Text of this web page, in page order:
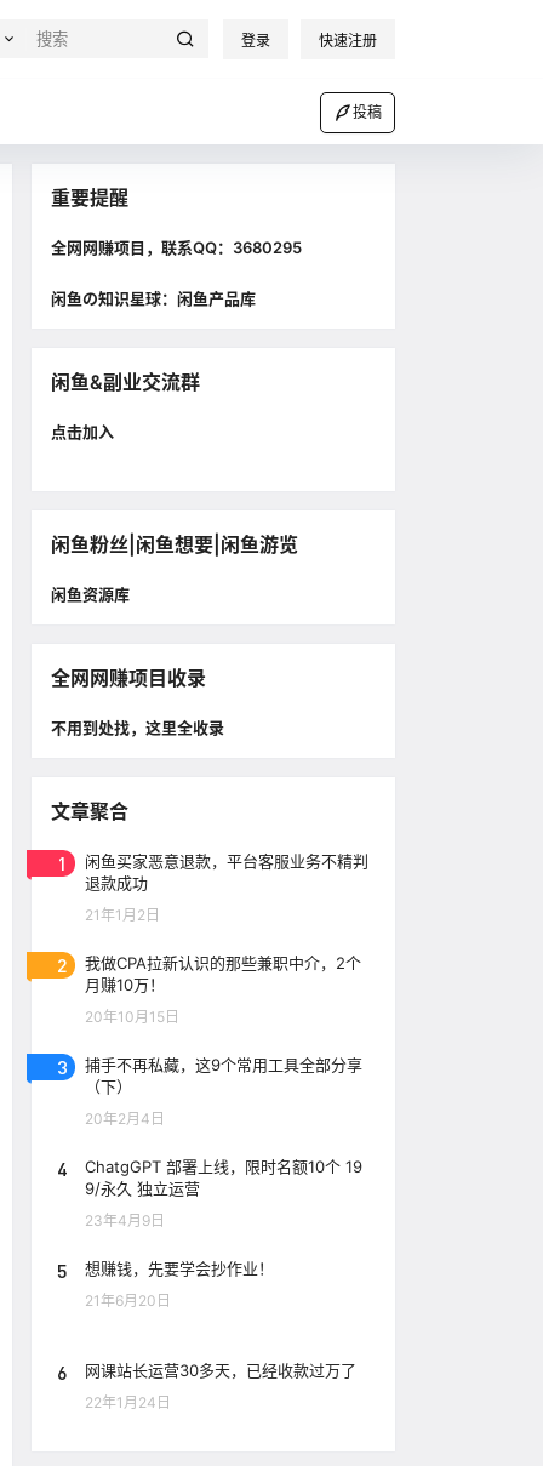
登录 快速注册
投稿
重要提醒
全网网赚项目，联系QQ：3680295
闲鱼の知识星球：闲鱼产品库
闲鱼&副业交流群
点击加入
闲鱼粉丝|闲鱼想要|闲鱼游览
闲鱼资源库
全网网赚项目收录
不用到处找，这里全收录
文章聚合
1
闲鱼买家恶意退款，平台客服业务不精判
退款成功
21年1月2日
2
我做CPA拉新认识的那些兼职中介，2个
月赚10万！
20年10月15日
3
捕手不再私藏，这9个常用工具全部分享
（下）
20年2月4日
4
ChatgGPT 部署上线，限时名额10个 19
9/永久 独立运营
23年4月9日
5 想赚钱，先要学会抄作业！
21年6月20日
6 网课站长运营30多天，已经收款过万了
22年1月24日